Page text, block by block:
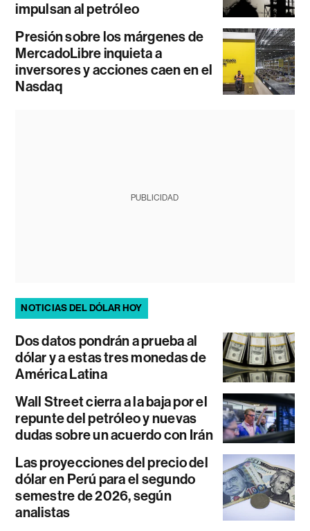
impulsan al petróleo
Presión sobre los márgenes de
MercadoLibre inquieta a
inversores y acciones caen en el
Nasdaq
PUBLICIDAD
NOTICIAS DEL DÓLAR HOY
Dos datos pondrán a prueba al
dólar y a estas tres monedas de
América Latina
Wall Street cierra a la baja por el
repunte del petróleo y nuevas
dudas sobre un acuerdo con Irán
Las proyecciones del precio del
dólar en Perú para el segundo
semestre de 2026, según
analistas